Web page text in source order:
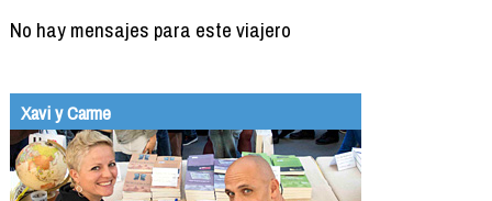
No hay mensajes para este viajero
Xavi y Carme